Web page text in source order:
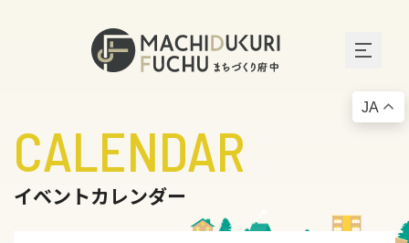
CALENDAR
イベントカレンダー
JA